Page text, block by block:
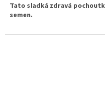
Tato sladká zdravá
semen.